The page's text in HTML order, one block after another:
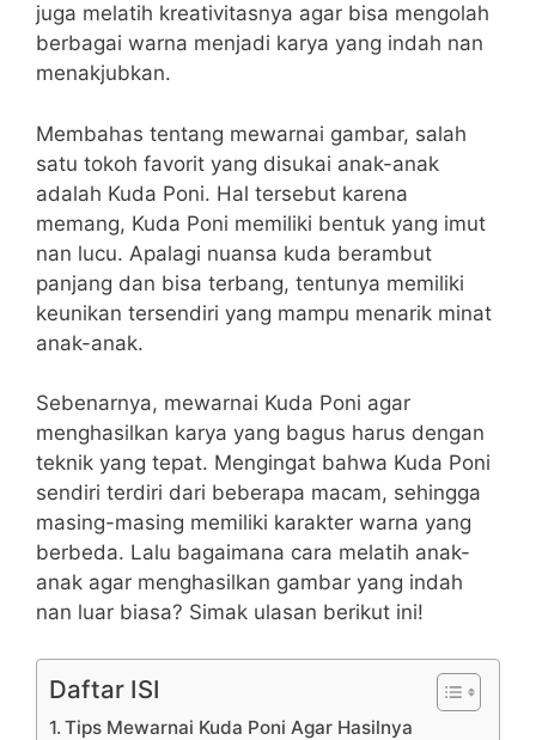
juga melatih kreativitasnya agar bisa mengolah
berbagai warna menjadi karya yang indah nan
menakjubkan.
Membahas tentang mewarnai gambar, salah
satu tokoh favorit yang disukai anak-anak
adalah Kuda Poni. Hal tersebut karena
memang, Kuda Poni memiliki bentuk yang imut
nan lucu. Apalagi nuansa kuda berambut
panjang dan bisa terbang, tentunya memiliki
keunikan tersendiri yang mampu menarik minat
anak-anak.
Sebenarnya, mewarnai Kuda Poni agar
menghasilkan karya yang bagus harus dengan
teknik yang tepat. Mengingat bahwa Kuda Poni
sendiri terdiri dari beberapa macam, sehingga
masing-masing memiliki karakter warna yang
berbeda. Lalu bagaimana cara melatih anak-
anak agar menghasilkan gambar yang indah
nan luar biasa? Simak ulasan berikut ini!
Daftar ISI
Tips Mewarnai Kuda Poni Agar Hasilnya